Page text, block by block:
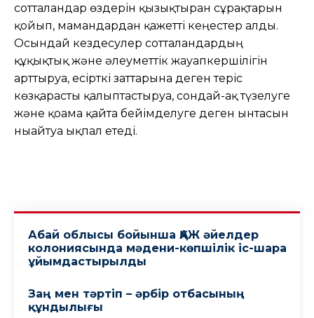
сотталғандар өздерін қызықтырған сұрақтарын
қойып, мамандардан қажетті кеңестер алды.
Осындай кездесулер сотталғандардың
құқықтық және әлеуметтік жауапкершілігін
арттыруға, есірткі заттарына деген теріс
көзқарасты қалыптастыруға, сондай-ақ түзелуге
және қоғамға қайта бейімделуге деген ынтасын
нығайтуға ықпал етеді.
Абай облысы бойынша ҚАЖ әйелдер
колониясында мәдени-көпшілік іс-шара
ұйымдастырылды
Заң мен тәртіп – әрбір отбасының
құндылығы